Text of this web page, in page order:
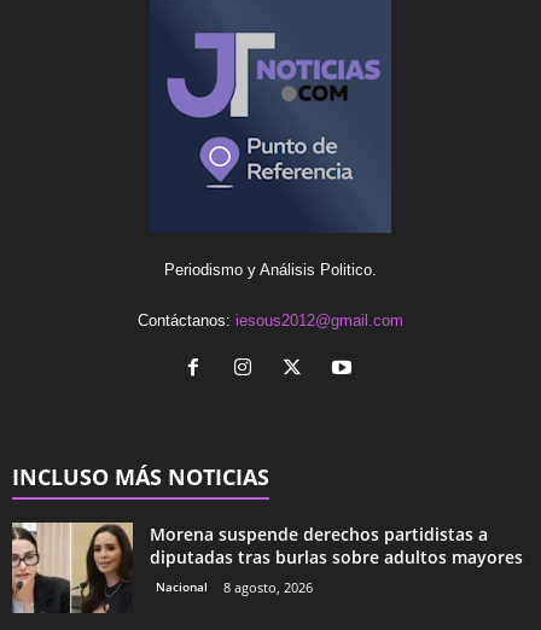
Periodismo y Análisis Politico.
Contáctanos: iesous2012@gmail.com
INCLUSO MÁS NOTICIAS
Morena suspende derechos partidistas a
diputadas tras burlas sobre adultos mayores
Nacional 8 agosto, 2026